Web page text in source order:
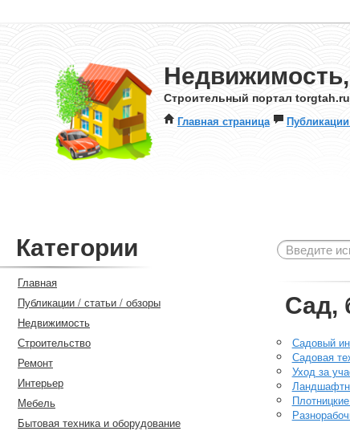
Строительный портал torgtah.ru
Главная страница
Категории
Главная
Публикации / статьи / обзоры
Недвижимость
Строительство
Ремонт
Интерьер
Мебель
Бытовая техника и оборудование
Сад,
Садовый
Садовая
Уход за